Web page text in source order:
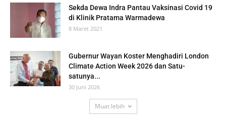
Sekda Dewa Indra Pantau Vaksinasi Covid 19
di Klinik Pratama Warmadewa
8 Maret 2021
Gubernur Wayan Koster Menghadiri London
Climate Action Week 2026 dan Satu-
satunya...
30 Juni 2026
Muat lebih